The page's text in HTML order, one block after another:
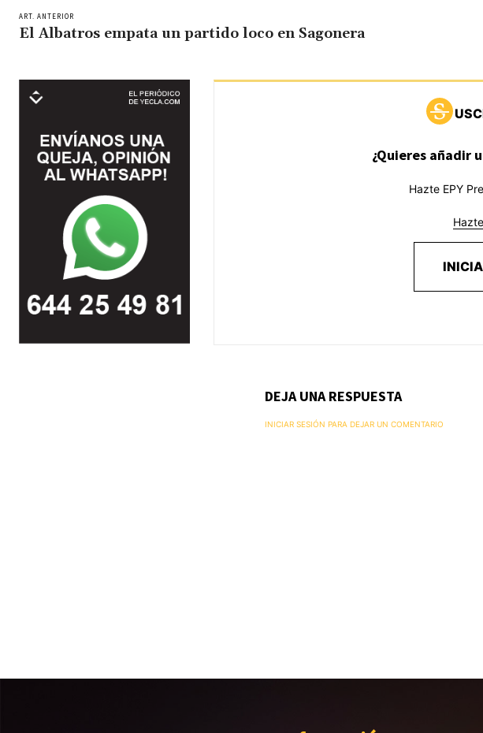
ART. ANTERIOR
El Albatros empata un partido loco en Sagonera
¿Quieres añadir
Hazte EPY
DEJA UNA RESPUESTA
INICIAR SESIÓN PARA DEJAR UN COMENTARIO